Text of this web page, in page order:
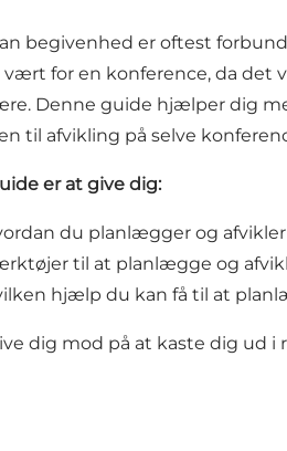
begivenhed er oftest
for en konference, da det
Denne guide hjælper dig
til afvikling på selve
er at give dig:
du planlægger og
til at planlægge og
hjælp du kan få til at
dig mod på at kaste dig ud